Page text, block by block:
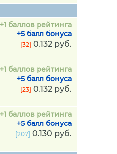
+1 баллов рейтинга
+5 балл бонуса
[32] 0.132 руб.
+1 баллов рейтинга
+5 балл бонуса
[23] 0.132 руб.
+1 баллов рейтинга
+5 балл бонуса
[207] 0.130 руб.